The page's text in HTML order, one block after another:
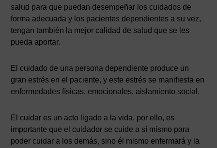
salud para que puedan desempeñar los cuidados de
forma adecuada y los pacientes dependientes a su vez,
tengan también la mejor calidad de salud que se les
pueda aportar.
El cuidado de una persona dependiente produce un
gran estrés en el paciente, y este estrés se manifiesta en
enfermedades físicas, emocionales, aislamiento social.
El cuidar es un acto ligado a la vida, por ello, es
importante que el cuidador se cuide a sí mismo para
poder cuidar a los demás, sino él mismo enfermará y la